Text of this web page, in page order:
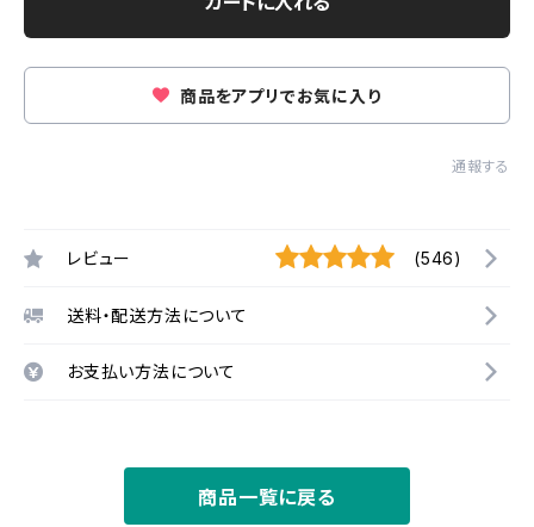
商品をアプリでお気に入り
通報する
レビュー (546)
送料・配送方法について
お支払い方法について
商品一覧に戻る